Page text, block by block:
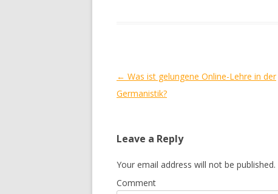
Post
navigation
← Was ist gelungene Online-Lehre in der
Germanistik?
Leave a Reply
Your email address will not be published.
Comment